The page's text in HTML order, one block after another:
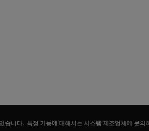
니다. 특정 기능에 대해서는 시스템 제조업체에 문